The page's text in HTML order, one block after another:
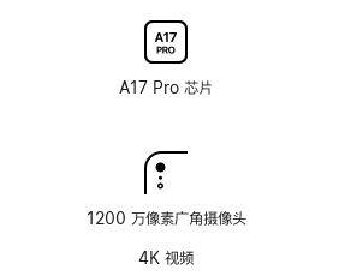
率
技
配
纳
米
玻
面
A17 Pro 芯片
1200 万像素广角摄像头
4K 视频